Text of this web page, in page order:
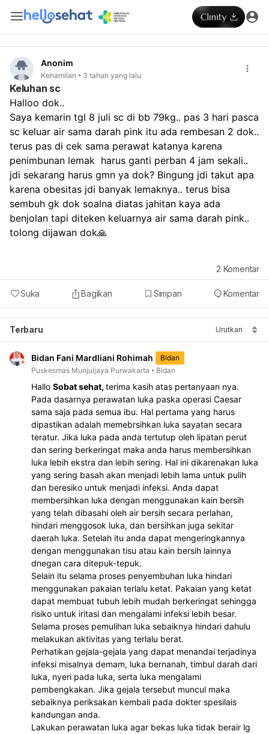
Anonim
Kehamilan 3 tahun yang lalu
Keluhan sc
Halloo dok..
Saya kemarin tgl 8 juli sc di bb 79kg.. pas 3 hari pasca
sc keluar air sama darah pink itu ada rembesan 2 dok..
terus pas di cek sama perawat katanya karena
penimbunan lemak  harus ganti perban 4 jam sekali..
jdi sekarang harus gmn ya dok? Bingung jdi takut apa
karena obesitas jdi banyak lemaknya.. terus bisa
sembuh gk dok soalna diatas jahitan kaya ada
benjolan tapi diteken keluarnya air sama darah pink..
tolong dijawan dok🙏
Suka Bagikan Simpan Komentar
2 Komentar
Terbaru Urutkan
Bidan Fani Mardliani Rohimah
Bidan
Puskesmas Munjuljaya Purwakarta
Bidan
Hallo Sobat sehat, terima kasih atas pertanyaan nya.
Pada dasarnya perawatan luka paska operasi Caesar
sama saja pada semua ibu. Hal pertama yang harus
dipastikan adalah memebrsihkan luka sayatan secara
teratur. Jika luka pada anda tertutup oleh lipatan perut
dan sering berkeringat maka anda harus membersihkan
luka lebih ekstra dan lebih sering. Hal ini dikarenakan luka
yang sering basah akan menjadi lebih lama untuk pulih
dan beresiko untuk menjadi infeksi. Anda dapat
membersihkan luka dengan menggunakan kain bersih
yang telah dibasahi oleh air bersih secara perlahan,
hindari menggosok luka, dan bersihkan juga sekitar
daerah luka. Setelah itu anda dapat mengeringkannya
dengan menggunakan tisu atau kain bersih lainnya
dnegan cara ditepuk-tepuk.
Selain itu selama proses penyembuhan luka hindari
menggunakan pakaian terlalu ketat. Pakaian yang ketat
dapat membuat tubuh lebih mudah berkeringat sehingga
risiko untuk iritasi dan mengalami infeksi lebih besar.
Selama proses pemulihan luka sebaiknya hindari dahulu
melakukan aktivitas yang terlalu berat.
Perhatikan gejala-gejala yang dapat menandai terjadinya
infeksi misalnya demam, luka bernanah, timbul darah dari
luka, nyeri pada luka, serta luka mengalami
pembengkakan. Jika gejala tersebut muncul maka
sebaiknya periksakan kembali pada dokter spesilais
kandungan anda.
Lakukan perawatan luka agar bekas luka tidak berair lg